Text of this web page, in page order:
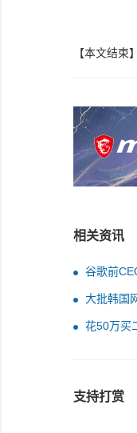
【本文结束
相关资讯
谷歌前
但不受美国
大批韩国
花50万买
支持打赏